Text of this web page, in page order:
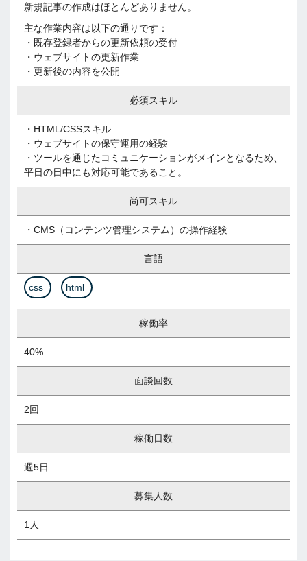
新規記事の作成はほとんどありません。
主な作業内容は以下の通りです：
・既存登録者からの更新依頼の受付
・ウェブサイトの更新作業
・更新後の内容を公開
必須スキル
・HTML/CSSスキル
・ウェブサイトの保守運用の経験
・ツールを通じたコミュニケーションがメインとなるため、
平日の日中にも対応可能であること。
尚可スキル
・CMS（コンテンツ管理システム）の操作経験
言語
css html
稼働率
40%
面談回数
2回
稼働日数
週5日
募集人数
1人